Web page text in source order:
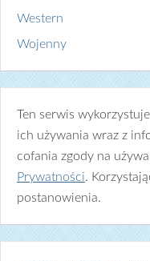
Western
Wojenny
Ten serwis
ich używania wraz z
cofania zgody na
Prywatności.
postanowienia.